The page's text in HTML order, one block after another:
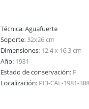
Técnica:Aguafuerte
Soporte:32x26 cm
Dimensiones: 12,4 x 16,3 cm
Año: 1981
Estado de conservación: F
Localización: PI3-CAL-1981-388